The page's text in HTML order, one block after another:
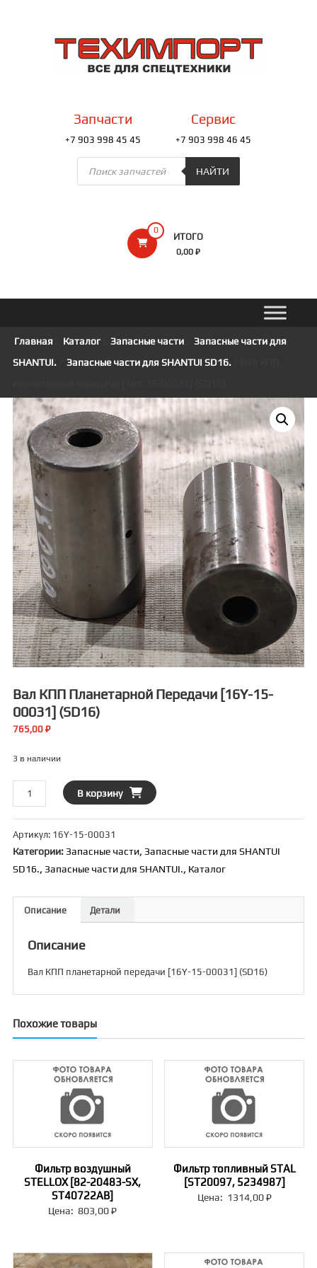
содержимомуТЕХИМПОРТ
Всё
0
ИТОГО
0,00 ₽
Запчасти
+7 903 998 45 45
Сервис
+7 903 998 46 45
Поиск
товаров
НАЙТИ
Главная Каталог/ Запасные части/
Запасные части для
SHANTUI./ Запасные части для SHANTUI SD16./ Вал КПП
Вал КПП Планетарной Передачи [16Y-15-
00031] (SD16)
765,00 ₽
3 в наличии
Количество
товара
Вал
КПП
планетарной
передачи
В корзину
Артикул: 16Y-15-00031
Категории:Запасные части,Запасные части для SHANTUI
SD16.,Запасные части для SHANTUI., Каталог
Описание Детали
Описание
Вал КПП планетарной передачи [16Y-15-00031] (SD16)
Похожие товары
Фильтр воздушный
STELLOX [82-20483-SX,
ST40722AB]
Цена: 803,00₽
Фильтр топливный STAL
[ST20097, 5234987]
Цена: 1314,00₽